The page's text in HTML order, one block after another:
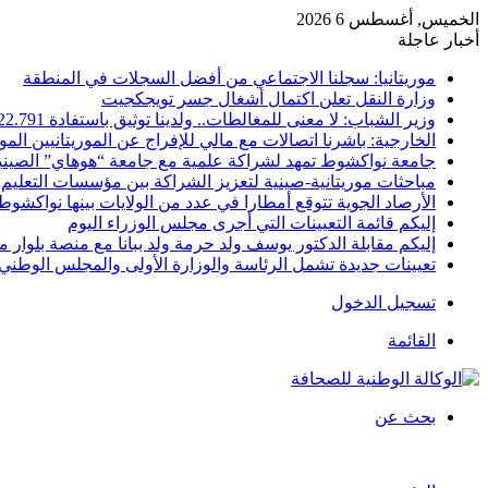
الخميس, أغسطس 6 2026
أخبار عاجلة
موريتانيا: سجلنا الاجتماعي من أفضل السجلات في المنطقة
وزارة النقل تعلن اكتمال أشغال جسر تويجكجيت
وزير الشباب: لا معنى للمغالطات.. ولدينا توثيق باستفادة 22.791
الخارجية: باشرنا اتصالات مع مالي للإفراج عن الموريتانيين
جامعة نواكشوط تمهد لشراكة علمية مع جامعة “هوهاي”
مباحثات موريتانية-صينية لتعزيز الشراكة بين مؤسسات التعليم
الأرصاد الجوية تتوقع أمطارا في عدد من الولايات بينها
إليكم قائمة التعيينات التي أجرى مجلس الوزراء اليوم
إليكم مقابلة الدكتور يوسف ولد حرمة ولد ببانا مع منصة بلوار
تعيينات جديدة تشمل الرئاسة والوزارة الأولى والمجلس
تسجيل الدخول
القائمة
بحث عن